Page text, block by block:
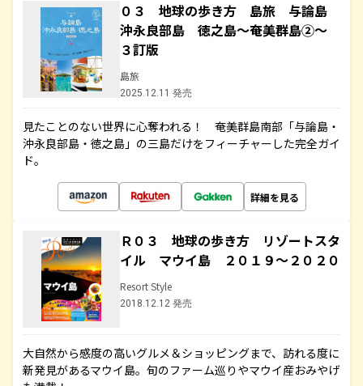
０３ 地球の歩き方 島旅 与論島
沖永良部島 徳之島～奄美群島②～
３訂版
島旅
2025.12.11 発売
見たことのない世界に心奪われる！ 奄美群島南部「与論島・
沖永良部島・徳之島」の三島だけをフィーチャーした完全ガイ
ド。
詳細を見る
Ｒ０３ 地球の歩き方 リゾートスタ
イル マウイ島 ２０１９～２０２０
Resort Style
2018.12.12 発売
大自然から感度の高いグルメ＆ショッピングまで、訪れる度に
新発見があるマウイ島。旬のファーム巡りやマウイ産おみやげ